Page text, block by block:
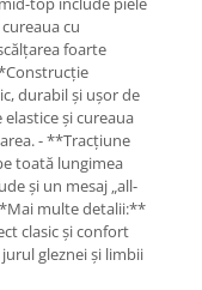
cu
foarte
durabil și ușor de
și cureaua
- **Tracțiune
toată lungimea
și un mesaj „all-
multe detalii:**
clasic și confort
gleznei și limbii